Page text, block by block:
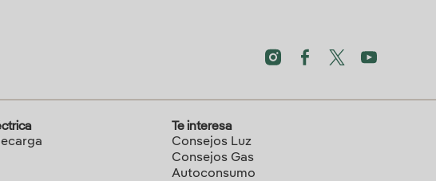
Te interesa
Consejos Luz
Consejos Gas
Autoconsumo